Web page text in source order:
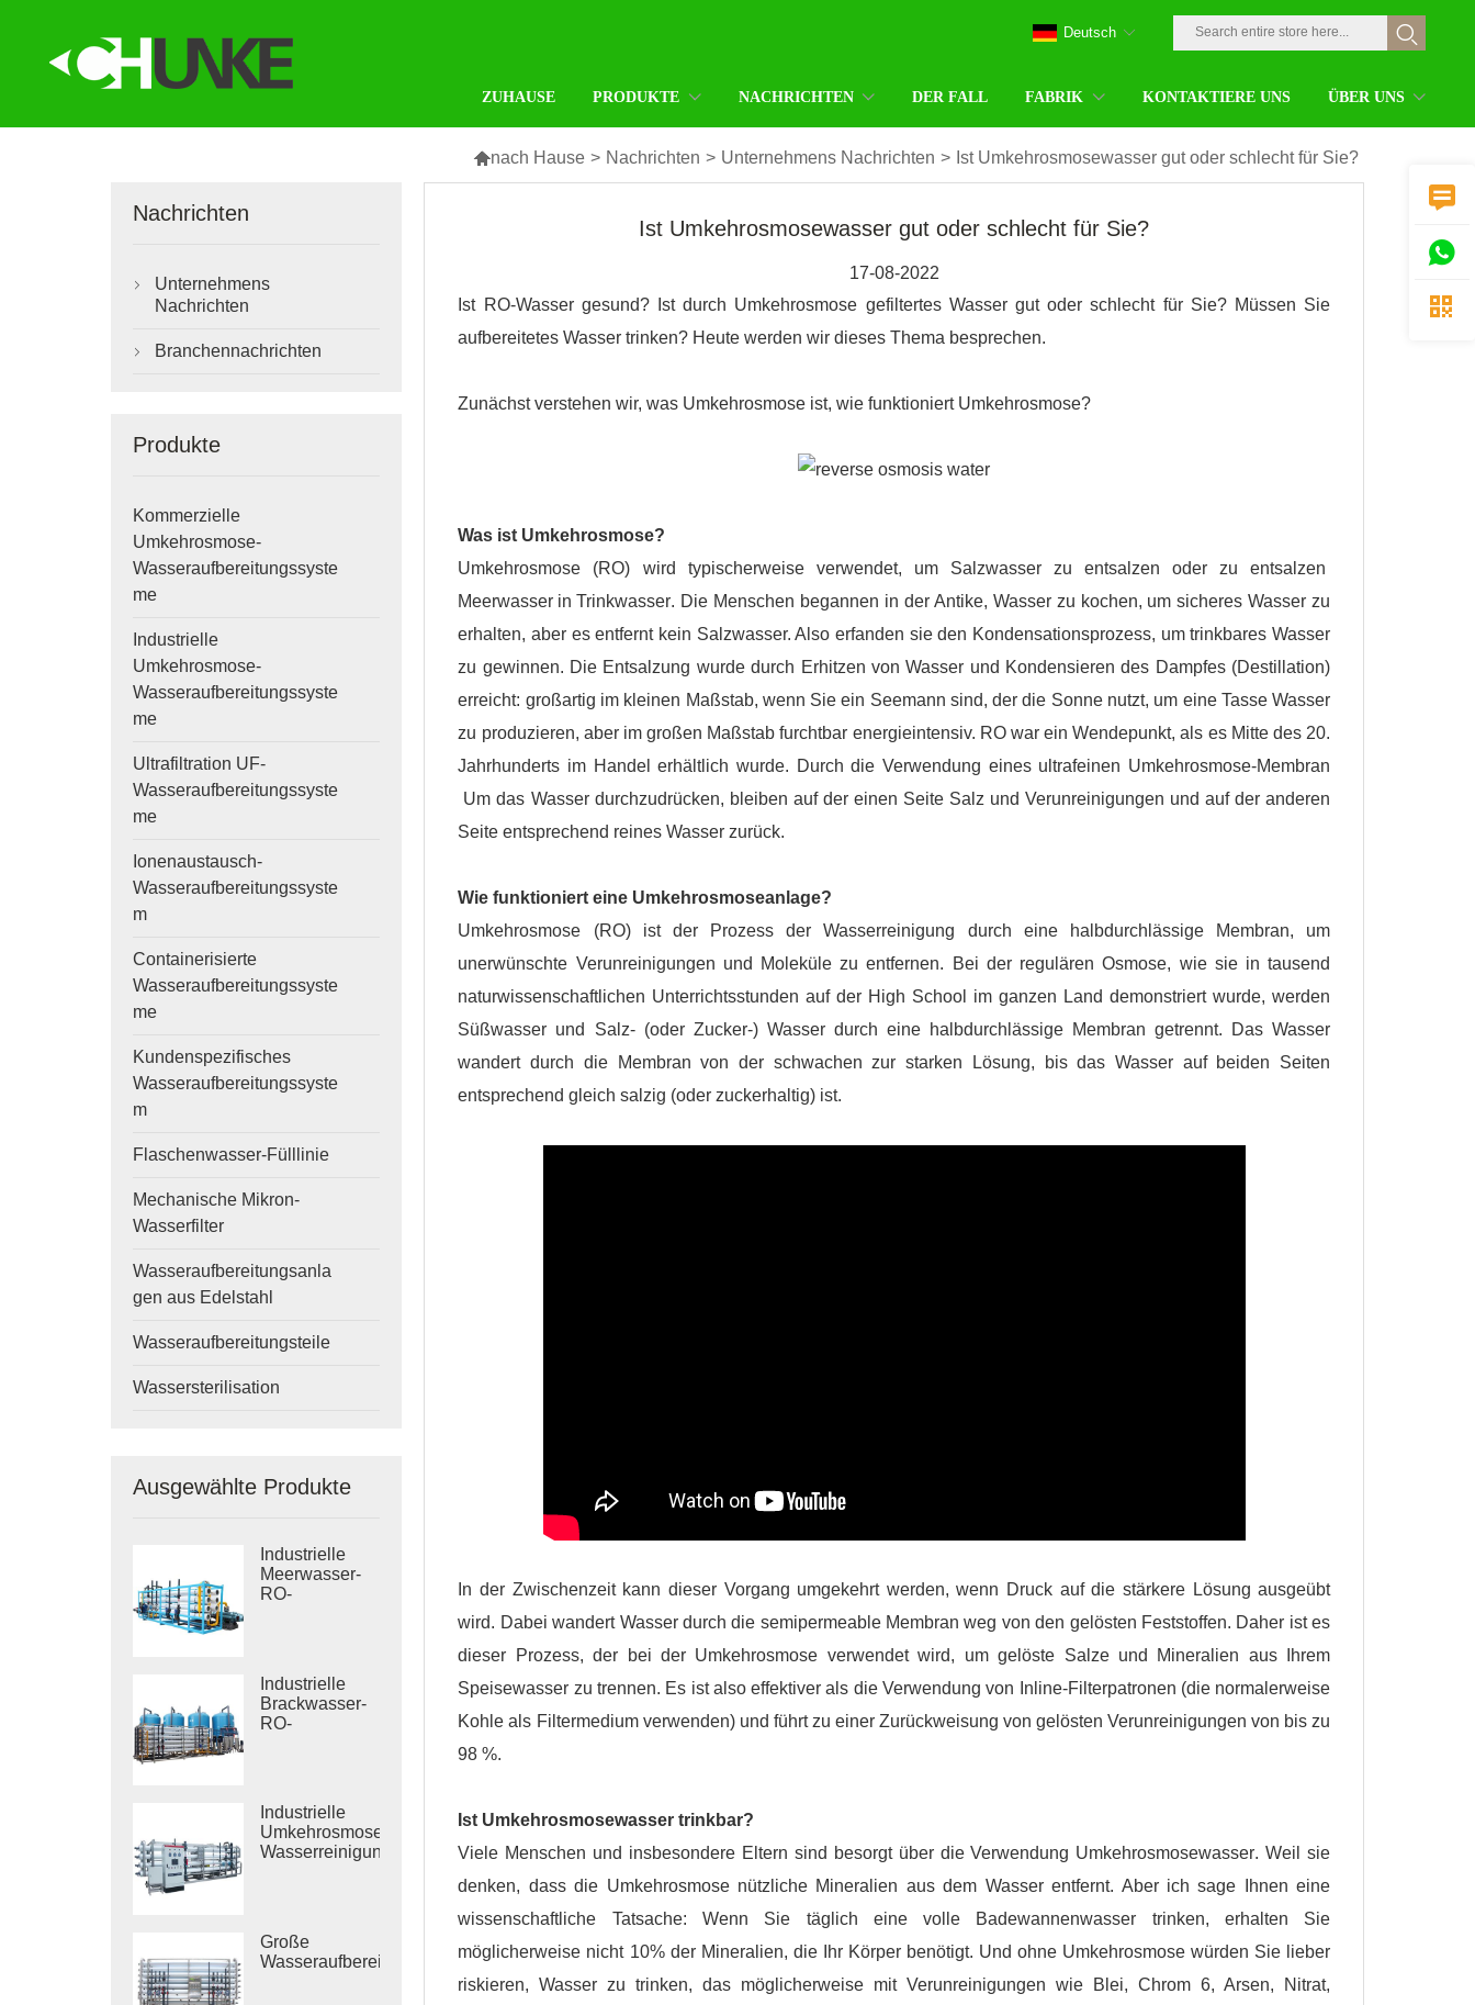
ZUHAUSE PRODUKTE NACHRICHTEN DER FALL FABRIK KONTAKTIERE UNS ÜBER UNS
Deutsch
nach Hause > Nachrichten > Unternehmens Nachrichten > Ist Umkehrosmosewasser gut oder schlecht für Sie?
Nachrichten

Unternehmens
Nachrichten
 Branchennachrichten
Produkte
Kommerzielle
Umkehrosmose-
Wasseraufbereitungssyste
me
Industrielle
Umkehrosmose-
Wasseraufbereitungssyste
me
Ultrafiltration UF-
Wasseraufbereitungssyste
me
Ionenaustausch-
Wasseraufbereitungssyste
m
Containerisierte
Wasseraufbereitungssyste
me
Kundenspezifisches
Wasseraufbereitungssyste
m
Flaschenwasser-Fülllinie
Mechanische Mikron-
Wasserfilter
Wasseraufbereitungsanla
gen aus Edelstahl
Wasseraufbereitungsteile
Wassersterilisation
Ausgewählte Produkte
Industrielle
Meerwasser-
RO-
Industrielle
Brackwasser-
RO-
Industrielle
Umkehrosmose-
Wasserreinigungssysteme
Große
Wasseraufbereitungsanlagen
Ist Umkehrosmosewasser gut oder schlecht für Sie?
17-08-2022
Ist RO-Wasser gesund? Ist durch Umkehrosmose gefiltertes Wasser gut oder schlecht für Sie? Müssen Sie
aufbereitetes Wasser trinken? Heute werden wir dieses Thema besprechen.
Zunächst verstehen wir, was Umkehrosmose ist, wie funktioniert Umkehrosmose?
Was ist Umkehrosmose?
Umkehrosmose (RO) wird typischerweise verwendet, um Salzwasser zu entsalzen oder zu entsalzen
Meerwasser in Trinkwasser. Die Menschen begannen in der Antike, Wasser zu kochen, um sicheres Wasser zu
erhalten, aber es entfernt kein Salzwasser. Also erfanden sie den Kondensationsprozess, um trinkbares Wasser
zu gewinnen. Die Entsalzung wurde durch Erhitzen von Wasser und Kondensieren des Dampfes (Destillation)
erreicht: großartig im kleinen Maßstab, wenn Sie ein Seemann sind, der die Sonne nutzt, um eine Tasse Wasser
zu produzieren, aber im großen Maßstab furchtbar energieintensiv. RO war ein Wendepunkt, als es Mitte des 20.
Jahrhunderts im Handel erhältlich wurde. Durch die Verwendung eines ultrafeinen Umkehrosmose-Membran
Um das Wasser durchzudrücken, bleiben auf der einen Seite Salz und Verunreinigungen und auf der anderen
Seite entsprechend reines Wasser zurück.
Wie funktioniert eine Umkehrosmoseanlage?
Umkehrosmose (RO) ist der Prozess der Wasserreinigung durch eine halbdurchlässige Membran, um
unerwünschte Verunreinigungen und Moleküle zu entfernen. Bei der regulären Osmose, wie sie in tausend
naturwissenschaftlichen Unterrichtsstunden auf der High School im ganzen Land demonstriert wurde, werden
Süßwasser und Salz- (oder Zucker-) Wasser durch eine halbdurchlässige Membran getrennt. Das Wasser
wandert durch die Membran von der schwachen zur starken Lösung, bis das Wasser auf beiden Seiten
entsprechend gleich salzig (oder zuckerhaltig) ist.
In der Zwischenzeit kann dieser Vorgang umgekehrt werden, wenn Druck auf die stärkere Lösung ausgeübt
wird. Dabei wandert Wasser durch die semipermeable Membran weg von den gelösten Feststoffen. Daher ist es
dieser Prozess, der bei der Umkehrosmose verwendet wird, um gelöste Salze und Mineralien aus Ihrem
Speisewasser zu trennen. Es ist also effektiver als die Verwendung von Inline-Filterpatronen (die normalerweise
Kohle als Filtermedium verwenden) und führt zu einer Zurückweisung von gelösten Verunreinigungen von bis zu
98 %.
Ist Umkehrosmosewasser trinkbar?
Viele Menschen und insbesondere Eltern sind besorgt über die Verwendung Umkehrosmosewasser. Weil sie
denken, dass die Umkehrosmose nützliche Mineralien aus dem Wasser entfernt. Aber ich sage Ihnen eine
wissenschaftliche Tatsache: Wenn Sie täglich eine volle Badewannenwasser trinken, erhalten Sie
möglicherweise nicht 10% der Mineralien, die Ihr Körper benötigt. Und ohne Umkehrosmose würden Sie lieber
riskieren, Wasser zu trinken, das möglicherweise mit Verunreinigungen wie Blei, Chrom 6, Arsen, Nitrat,


